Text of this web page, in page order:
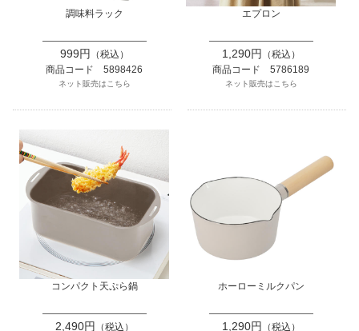
調味料ラック
999円
（税込）
商品コード 5898426
ネット販売はこちら
エプロン
1,290円
（税込）
商品コード 5786189
ネット販売はこちら
コンパクト天ぷら鍋
2,490円
（税込）
ホーローミルクパン
1,290円
（税込）